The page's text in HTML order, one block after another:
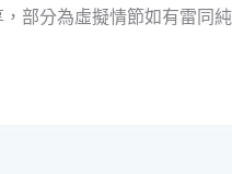
部分為虛擬情節如有雷同